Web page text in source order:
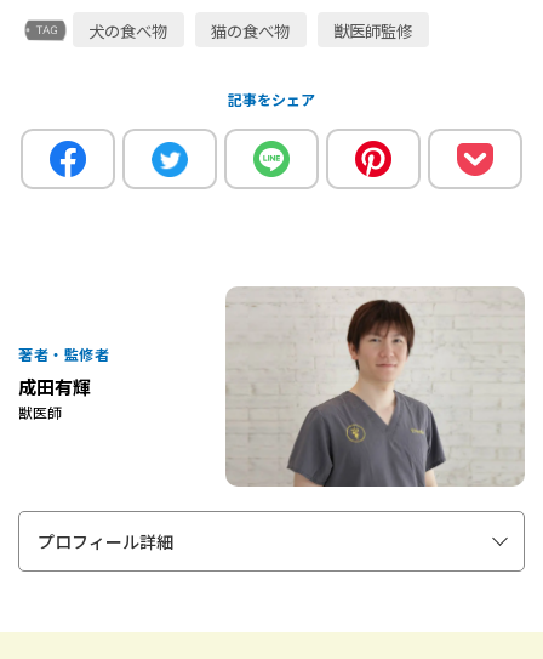
犬の食べ物 猫の食べ物 獣医師監修
記事をシェア
著者・監修者
成田有輝
獣医師
プロフィール詳細